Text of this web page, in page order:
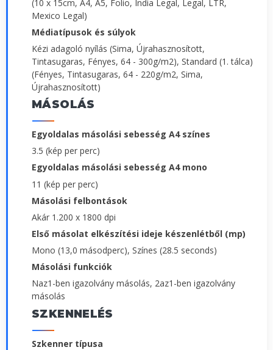
(10 x 15cm, A4, A5, Folio, India Legal, Legal, LTR,
Mexico Legal)
Médiatípusok és súlyok
Kézi adagoló nyílás (Sima, Újrahasznosított,
Tintasugaras, Fényes, 64 - 300g/m2), Standard (1. tálca)
(Fényes, Tintasugaras, 64 - 220g/m2, Sima,
Újrahasznosított)
MÁSOLÁS
Egyoldalas másolási sebesség A4 színes
3.5 (kép per perc)
Egyoldalas másolási sebesség A4 mono
11 (kép per perc)
Másolási felbontások
Akár 1.200 x 1800 dpi
Első másolat elkészítési ideje készenlétből (mp)
Mono (13,0 másodperc), Színes (28.5 seconds)
Másolási funkciók
Naz1-ben igazolvány másolás, 2az1-ben igazolvány
másolás
SZKENNELÉS
Szkenner típusa